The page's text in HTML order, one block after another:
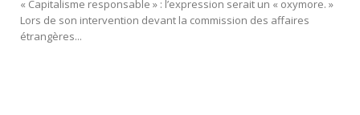
« Capitalisme responsable » : l’expression serait un « oxymore. »
Lors de son intervention devant la commission des affaires
étrangères...